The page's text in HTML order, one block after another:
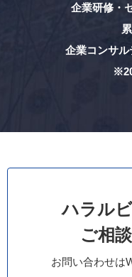
企業研修・
企業コンサ
ハラル
ご相
お問い合わせは